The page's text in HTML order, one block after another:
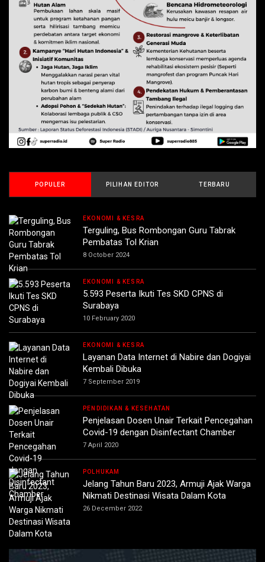
POPULER PILIHAN EDITOR TERBARU
EKONOMI & KESRA
Terguling, Bus Rombongan Guru Tabrak
Pembatas Tol Krian
8 October 2024
EKONOMI & KESRA
5.593 Peserta Ikuti Tes SKD CPNS di
Surabaya
10 February 2020
EKONOMI & KESRA
Layanan Data Internet di Nabire dan Dogiyai
Kembali Dibuka
7 September 2019
PENDIDIKAN & KESEHATAN
Penjelasan Dosen Unair Terkait Pencegahan
Covid-19 dengan Disinfectant Chamber
7 April 2020
POLHUKAM
Jelang Tahun Baru 2023, Armuji Ajak Warga
Nikmati Destinasi Wisata Dalam Kota
26 December 2022